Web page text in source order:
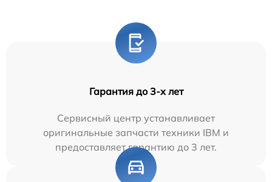
Гарантия до 3-х лет
Сервисный центр устанавливает
оригинальные запчасти техники IBM и
предоставляет гарантию до 3 лет.